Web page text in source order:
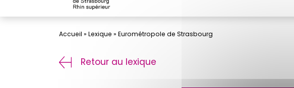
Accueil » Lexique » Eurométropole de Strasbourg
Retour au lexique